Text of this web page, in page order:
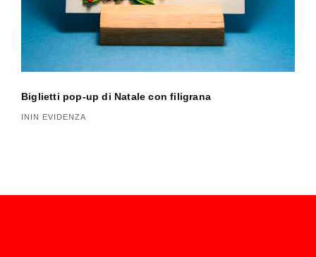
Biglietti pop-up di Natale con filigrana
ININ EVIDENZA